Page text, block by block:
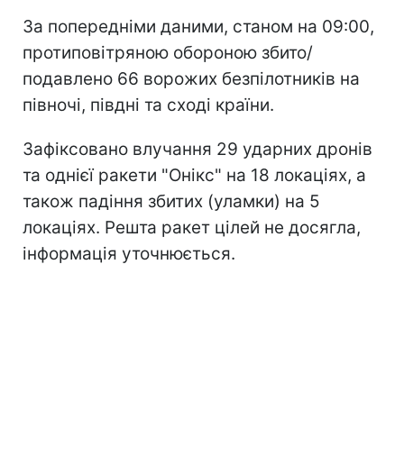
За попередніми даними, станом на 09:00,
протиповітряною обороною збито/
подавлено 66 ворожих безпілотників на
півночі, півдні та сході країни.
Зафіксовано влучання 29 ударних дронів
та однієї ракети "Онікс" на 18 локаціях, а
також падіння збитих (уламки) на 5
локаціях. Решта ракет цілей не досягла,
інформація уточнюється.